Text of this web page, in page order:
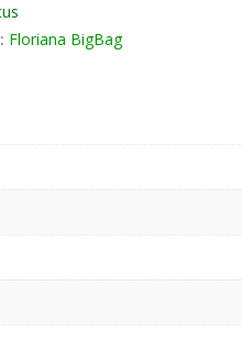
Floriana BigBag